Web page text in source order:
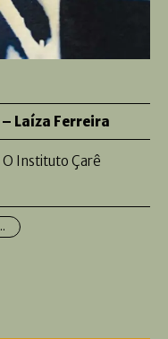
Laíza Ferreira
O Instituto Çarê